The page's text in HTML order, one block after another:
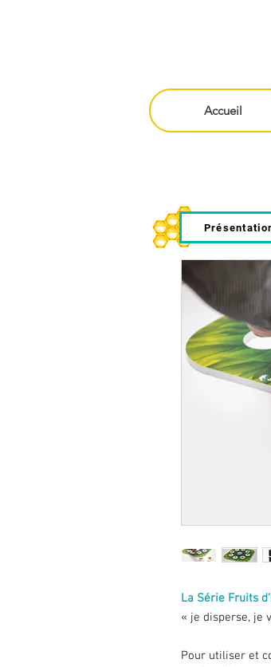
Accueil
La Série Fruits
« je disperse, je
Pour utiliser et